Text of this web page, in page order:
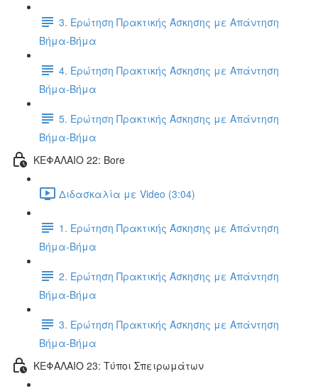
3. Ερώτηση Πρακτικής Άσκησης με Απάντηση
Βήμα-Βήμα
4. Ερώτηση Πρακτικής Άσκησης με Απάντηση
Βήμα-Βήμα
5. Ερώτηση Πρακτικής Άσκησης με Απάντηση
Βήμα-Βήμα
ΚΕΦΑΛΑΙΟ 22: Bore
Διδασκαλία με Video (3:04)
1. Ερώτηση Πρακτικής Άσκησης με Απάντηση
Βήμα-Βήμα
2. Ερώτηση Πρακτικής Άσκησης με Απάντηση
Βήμα-Βήμα
3. Ερώτηση Πρακτικής Άσκησης με Απάντηση
Βήμα-Βήμα
ΚΕΦΑΛΑΙΟ 23: Τύποι Σπειρωμάτων